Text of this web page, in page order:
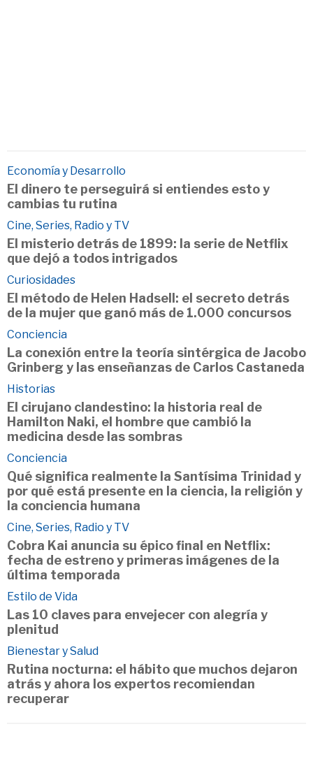
Economía y Desarrollo
El dinero te perseguirá si entiendes esto y
cambias tu rutina
Cine, Series, Radio y TV
El misterio detrás de 1899: la serie de Netflix
que dejó a todos intrigados
Curiosidades
El método de Helen Hadsell: el secreto detrás
de la mujer que ganó más de 1.000 concursos
Conciencia
La conexión entre la teoría sintérgica de Jacobo
Grinberg y las enseñanzas de Carlos Castaneda
Historias
El cirujano clandestino: la historia real de
Hamilton Naki, el hombre que cambió la
medicina desde las sombras
Conciencia
Qué significa realmente la Santísima Trinidad y
por qué está presente en la ciencia, la religión y
la conciencia humana
Cine, Series, Radio y TV
Cobra Kai anuncia su épico final en Netflix:
fecha de estreno y primeras imágenes de la
última temporada
Estilo de Vida
Las 10 claves para envejecer con alegría y
plenitud
Bienestar y Salud
Rutina nocturna: el hábito que muchos dejaron
atrás y ahora los expertos recomiendan
recuperar